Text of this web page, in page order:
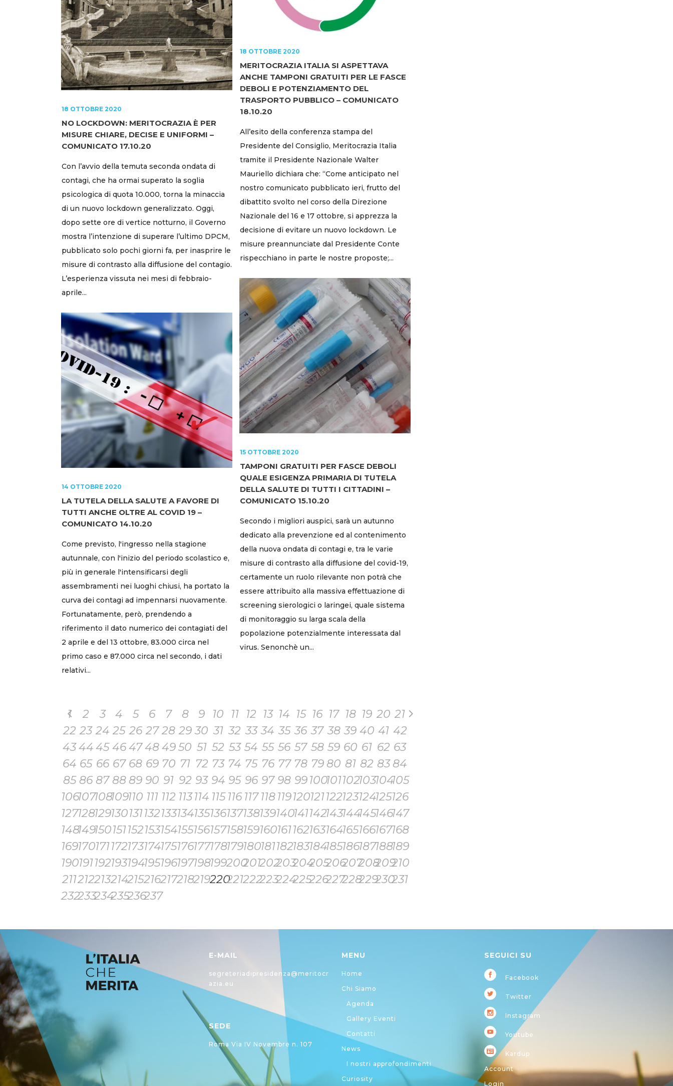
18 OTTOBRE 2020
MERITOCRAZIA ITALIA SI ASPETTAVA
ANCHE TAMPONI GRATUITI PER LE FASCE
DEBOLI E POTENZIAMENTO DEL
TRASPORTO PUBBLICO – COMUNICATO
18.10.20
All’esito della conferenza stampa del
Presidente del Consiglio, Meritocrazia Italia
tramite il Presidente Nazionale Walter
Mauriello dichiara che: “Come anticipato nel
nostro comunicato pubblicato ieri, frutto del
dibattito svolto nel corso della Direzione
Nazionale del 16 e 17 ottobre, si apprezza la
decisione di evitare un nuovo lockdown. Le
misure preannunciate dal Presidente Conte
rispecchiano in parte le nostre proposte;...
18 OTTOBRE 2020
NO LOCKDOWN: MERITOCRAZIA È PER
MISURE CHIARE, DECISE E UNIFORMI –
COMUNICATO 17.10.20
Con l’avvio della temuta seconda ondata di
contagi, che ha ormai superato la soglia
psicologica di quota 10.000, torna la minaccia
di un nuovo lockdown generalizzato. Oggi,
dopo sette ore di vertice notturno, il Governo
mostra l’intenzione di superare l’ultimo DPCM,
pubblicato solo pochi giorni fa, per inasprire le
misure di contrasto alla diffusione del contagio.
L’esperienza vissuta nei mesi di febbraio-
aprile...
15 OTTOBRE 2020
TAMPONI GRATUITI PER FASCE DEBOLI
QUALE ESIGENZA PRIMARIA DI TUTELA
DELLA SALUTE DI TUTTI I CITTADINI –
COMUNICATO 15.10.20
Secondo i migliori auspici, sarà un autunno
dedicato alla prevenzione ed al contenimento
della nuova ondata di contagi e, tra le varie
misure di contrasto alla diffusione del covid-19,
certamente un ruolo rilevante non potrà che
essere attribuito alla massiva effettuazione di
screening sierologici o laringei, quale sistema
di monitoraggio su larga scala della
popolazione potenzialmente interessata dal
virus. Senonchè un...
14 OTTOBRE 2020
LA TUTELA DELLA SALUTE A FAVORE DI
TUTTI ANCHE OLTRE AL COVID 19 –
COMUNICATO 14.10.20
Come previsto, l'ingresso nella stagione
autunnale, con l'inizio del periodo scolastico e,
più in generale l'intensificarsi degli
assembramenti nei luoghi chiusi, ha portato la
curva dei contagi ad impennarsi nuovamente.
Fortunatamente, però, prendendo a
riferimento il dato numerico dei contagiati del
2 aprile e del 13 ottobre, 83.000 circa nel
primo caso e 87.000 circa nel secondo, i dati
relativi...
1 2 3 4 5 6 7 8 9 10 11 12 13 14 15 16 17 18 19 20 21
22 23 24 25 26 27 28 29 30 31 32 33 34 35 36 37 38 39 40 41 42
434445 46 474849 50 51 52 53 54 55 56 57 58 59 60 61 62 63
64 65 66 67 68 69 70 71 72 73 74 75 76 77 78 79 80 81 82 83 84
85 86 87 88 89 90 91 92 93 94 95 96 97 98 99 100101102103104105
106107108109110 111 112 113 114 115 116 117 118 119120121122123124125126
127128129130131132133134135136137138139140141142143144145146147
148149150151152153154155156157158159160161162163164165166167168
169170171172173174175176177178179180181182183184185186187188189
190191192193194195196197198199200201202203204205206207208209210
211212213214215216217218219220221222223224225226227228229230231
232233234235236237
E-MAIL
segreteriadipresidenza@meritocr
azia.eu
SEDE
Roma Via IV Novembre n. 107
MENU
Home
Chi Siamo
Agenda
Gallery Eventi
Contatti
News
I nostri approfondimenti
Curiosity
SEGUICI SU
Facebook
Twitter
Instagram
Youtube
Kardup
Account
Login